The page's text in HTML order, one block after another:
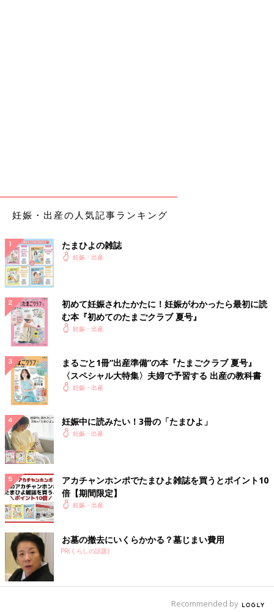
妊娠・出産の人気記事ランキング
たまひよの雑誌
妊娠・出産
初めて妊娠されたかたに！妊娠がわかったら最初に読
む本『初めてのたまごクラブ 夏号』
妊娠・出産
まるごと1冊“出産準備”の本『たまごクラブ 夏号』
〈スペシャル大特集〉夫婦で予習する 出産の教科書
妊娠・出産
妊娠中に読みたい！3冊の「たまひよ」
妊娠・出産
アカチャンホンポでたまひよ雑誌を買うとポイント10
倍【期間限定】
妊娠・出産
お墓の撤去にいくらかかる？墓じまい費用
PR(くらしの話題)
Recommended by